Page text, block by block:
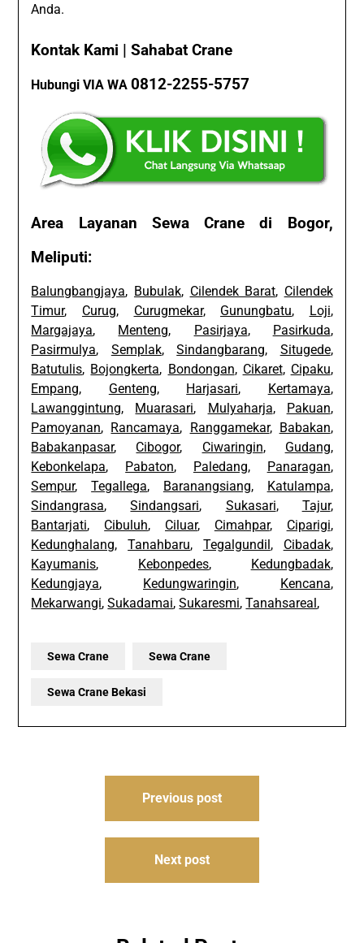
Anda.
Kontak Kami | Sahabat Crane
Hubungi VIA WA0812-2255-5757
Area Layanan Sewa Crane di Bogor,
Meliputi:
Balungbangjaya, Bubulak, Cilendek Barat, Cilendek
Timur, Curug, Curugmekar, Gunungbatu, Loji,
Margajaya, Menteng, Pasirjaya, Pasirkuda,
Pasirmulya, Semplak,Sindangbarang, Situgede,
Batutulis, Bojongkerta, Bondongan, Cikaret, Cipaku,
Empang, Genteng, Harjasari, Kertamaya,
Lawanggintung, Muarasari, Mulyaharja, Pakuan,
Pamoyanan, Rancamaya, Ranggamekar, Babakan,
Babakanpasar, Cibogor, Ciwaringin, Gudang,
Kebonkelapa, Pabaton, Paledang, Panaragan,
Sempur,Tegallega, Baranangsiang, Katulampa,
Sindangrasa,Sindangsari, Sukasari, Tajur,
Bantarjati, Cibuluh, Ciluar, Cimahpar, Ciparigi,
Kedunghalang,Tanahbaru, Tegalgundil, Cibadak,
Kayumanis, Kebonpedes, Kedungbadak,
Kedungjaya, Kedungwaringin, Kencana,
Mekarwangi,Sukadamai,Sukaresmi,Tanahsareal,
Sewa Crane Sewa Crane
Sewa Crane Bekasi
Previous post
Next post